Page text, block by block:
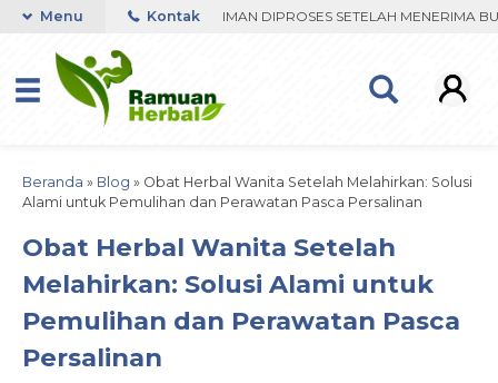
VIA WHATSAPP. PENGIRIMAN DIPROSES SETELAH MENERIMA BUKTI
Menu Kontak
Beranda » Blog » Obat Herbal Wanita Setelah Melahirkan: Solusi
Alami untuk Pemulihan dan Perawatan Pasca Persalinan
Obat Herbal Wanita Setelah
Melahirkan: Solusi Alami untuk
Pemulihan dan Perawatan Pasca
Persalinan